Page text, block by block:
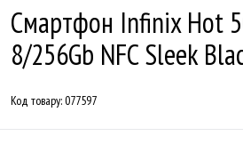
Смартфон Infinix Hot
8/256Gb NFC Sleek
Код товару:077597